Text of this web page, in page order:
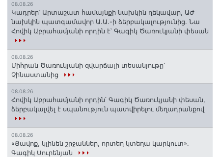
08.08.26
Կադրեր՝ Արտաշատ համայնքի նախկին ղեկավար, ԱԺ
նախկին պատգամավոր Ա.Ա.-ի ձերբակալությունից. Նա
Հովիկ Աբրահամյանի որդին է՝ Գագիկ Ծառուկյանի փեսան
08.08.26
Միհրան Ծառուկյանի զվարճալի տեսանյութը՝
Չինաստանից
08.08.26
Հովիկ Աբրահամյանի որդին՝ Գագիկ Ծառուկյանի փեսան,
ձերբակալվել է սպանություն պատվիրելու մեղադրանքով
08.08.26
«Ցավոք, կլինեն շրջաններ, որտեղ կտեղա կարկուտ»․
Գագիկ Սուրենյան